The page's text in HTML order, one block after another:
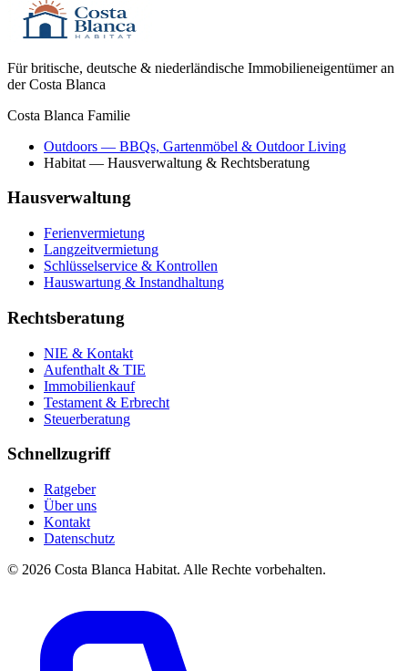
Für britische, deutsche & niederländische Immobilieneigentümer an
der Costa Blanca
Costa Blanca Familie
Outdoors — BBQs, Gartenmöbel & Outdoor Living
Habitat — Hausverwaltung & Rechtsberatung
Hausverwaltung
Ferienvermietung
Langzeitvermietung
Schlüsselservice & Kontrollen
Hauswartung & Instandhaltung
Rechtsberatung
NIE & Kontakt
Aufenthalt & TIE
Immobilienkauf
Testament & Erbrecht
Steuerberatung
Schnellzugriff
Ratgeber
Über uns
Kontakt
Datenschutz
© 2026 Costa Blanca Habitat. Alle Rechte vorbehalten.